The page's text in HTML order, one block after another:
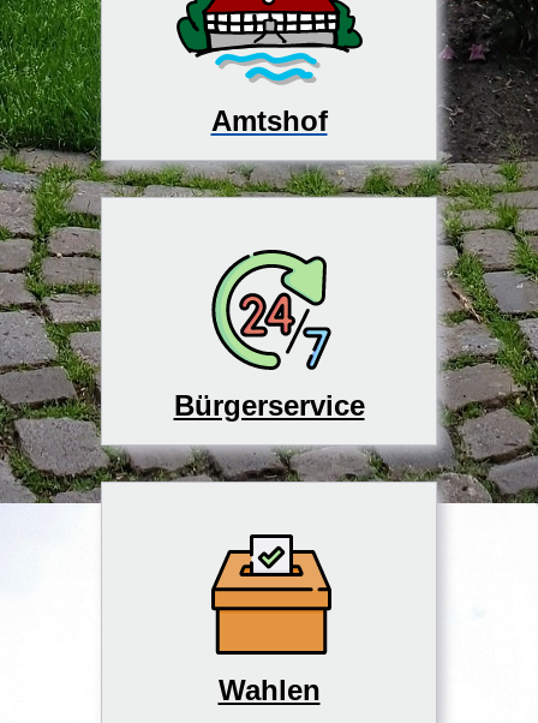
Amtshof
Bürgerservice
Wahlen